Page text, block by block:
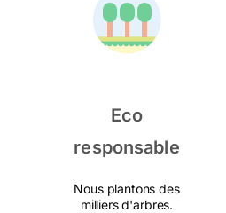
Eco
responsable
Nous plantons des
milliers d'arbres.